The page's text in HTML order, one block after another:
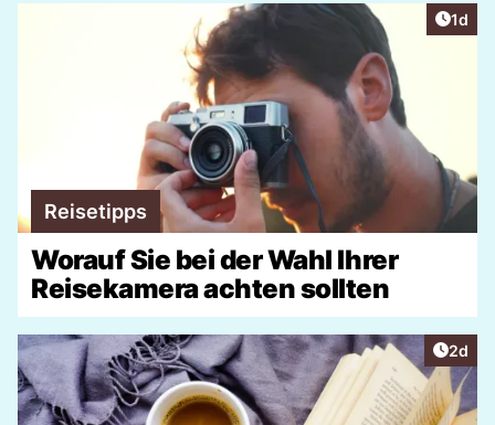
1d
Reisetipps
Worauf Sie bei der Wahl Ihrer
Reisekamera achten sollten
2d